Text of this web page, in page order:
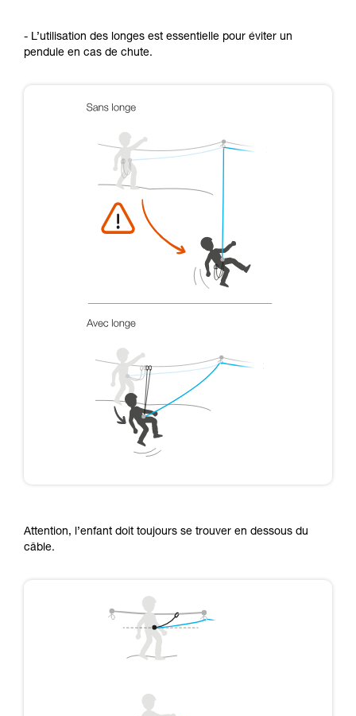
- L’utilisation des longes est essentielle pour éviter un
pendule en cas de chute.
Attention, l’enfant doit toujours se trouver en dessous du
câble.